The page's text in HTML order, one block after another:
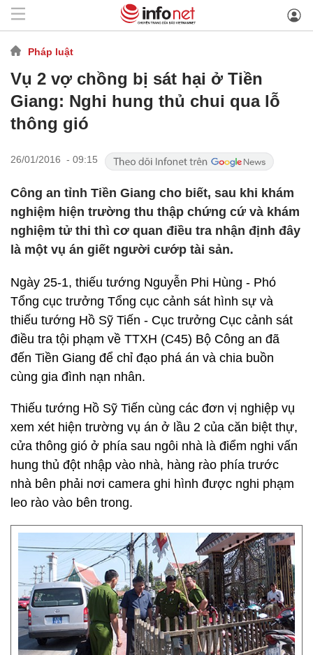
Pháp luật
Vụ 2 vợ chồng bị sát hại ở Tiền
Giang: Nghi hung thủ chui qua lỗ
thông gió
26/01/2016 - 09:15
Công an tỉnh Tiền Giang cho biết, sau khi khám
nghiệm hiện trường thu thập chứng cứ và khám
nghiệm tử thi thì cơ quan điều tra nhận định đây
là một vụ án giết người cướp tài sản.
Ngày 25-1, thiếu tướng Nguyễn Phi Hùng - Phó
Tổng cục trưởng Tổng cục cảnh sát hình sự và
thiếu tướng Hồ Sỹ Tiến - Cục trưởng Cục cảnh sát
điều tra tội phạm về TTXH (C45) Bộ Công an đã
đến Tiền Giang để chỉ đạo phá án và chia buồn
cùng gia đình nạn nhân.
Thiếu tướng Hồ Sỹ Tiến cùng các đơn vị nghiệp vụ
xem xét hiện trường vụ án ở lầu 2 của căn biệt thự,
cửa thông gió ở phía sau ngôi nhà là điểm nghi vấn
hung thủ đột nhập vào nhà, hàng rào phía trước
nhà bên phải nơi camera ghi hình được nghi phạm
leo rào vào bên trong.